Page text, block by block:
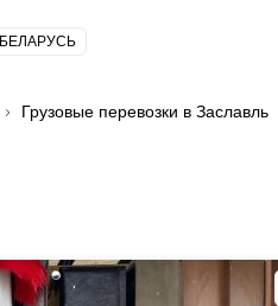
БЕЛАРУСЬ
Грузовые перевозки в Заславль